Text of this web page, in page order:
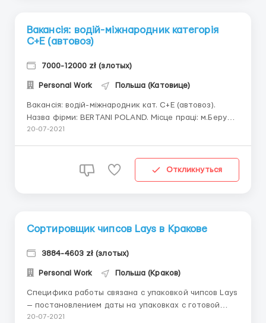
Вакансія: водій-міжнародник категорія
С+Е (автовоз)
7000-12000 zł (злотых)
Personal Work Польша (Катовице)
Вакансія: водій-міжнародник кат. С+Е (автовоз).
Назва фірми: BERTANI POLAND. Місце праці: м.Берунь.
Вимоги: - чоловіки до 55 років; - досвід водіння на
їздити по країнам: Німечч...
20-07-2021
Откликнуться
Сортировщик чипсов Lays в Кракове
3884-4603 zł (злотых)
Personal Work Польша (Краков)
Специфика работы связана с упаковкой чипсов Lays
— постановлением даты на упаковках с готовой
продукцией отделением брака и подготовкой к
20-07-2021